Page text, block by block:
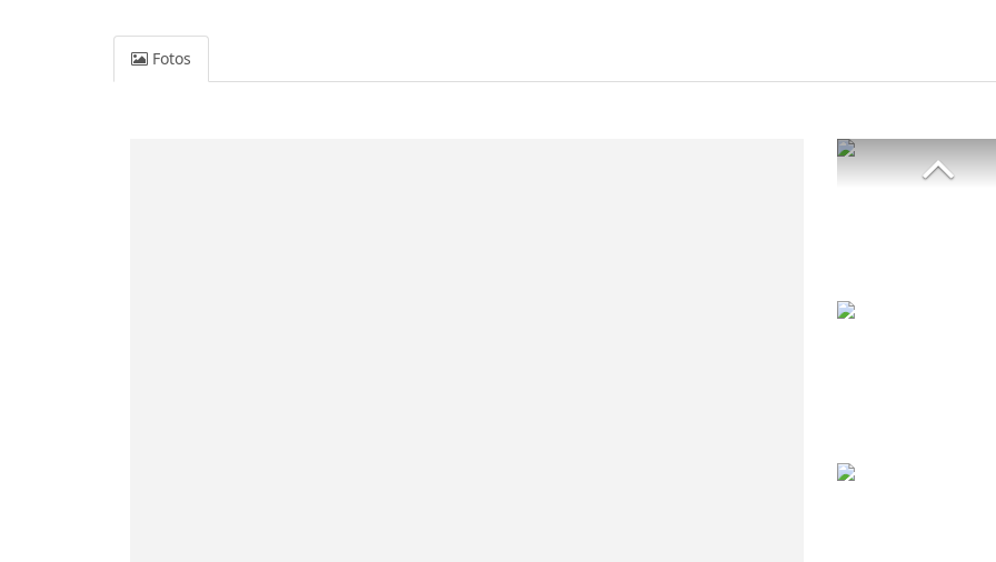
Fotos